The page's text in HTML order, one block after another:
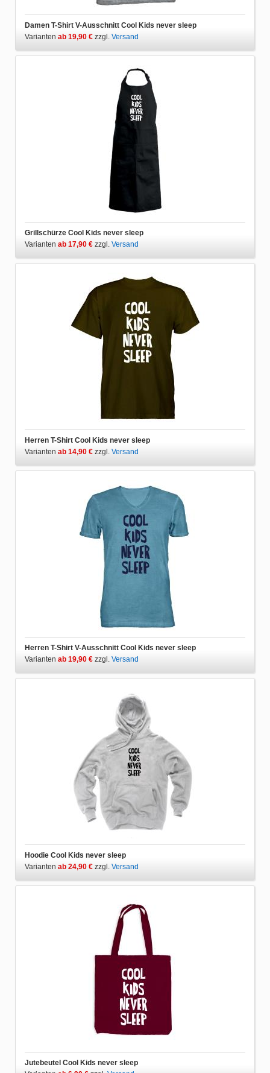
Damen T-Shirt V-Ausschnitt Cool Kids never sleep
Varianten ab 19,90 € zzgl. Versand
Grillschürze Cool Kids never sleep
Varianten ab 17,90 € zzgl. Versand
Herren T-Shirt Cool Kids never sleep
Varianten ab 14,90 € zzgl. Versand
Herren T-Shirt V-Ausschnitt Cool Kids never sleep
Varianten ab 19,90 € zzgl. Versand
Hoodie Cool Kids never sleep
Varianten ab 24,90 € zzgl. Versand
Jutebeutel Cool Kids never sleep